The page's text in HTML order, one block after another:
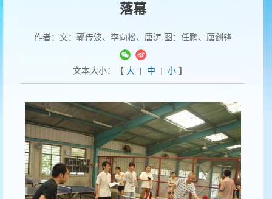
落幕
作者：文：郭传波、李向松、唐涛 图：任鹏、唐剑锋
文本大小：【 大| 中 | 小】